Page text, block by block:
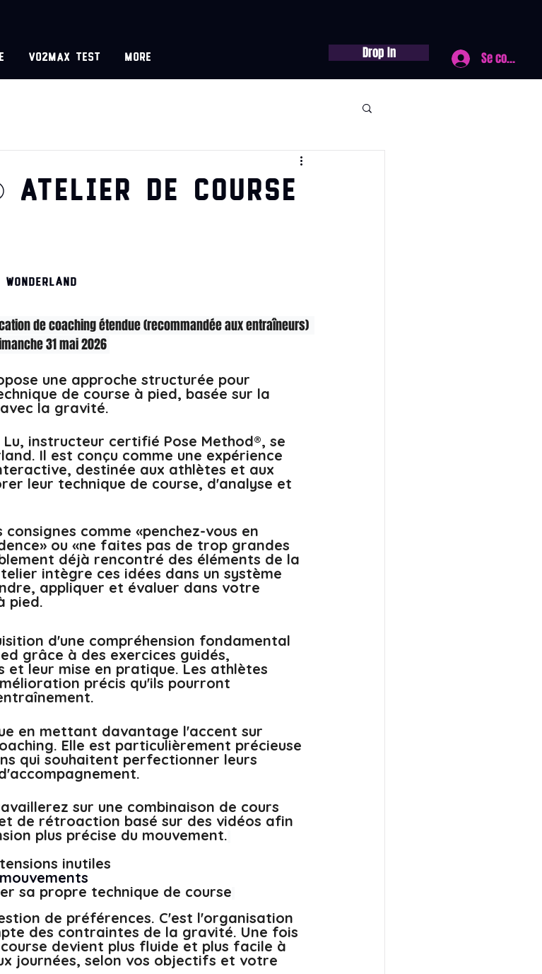
VO2MAX test More Drop In Se connecter
Atelier de course
de coaching étendue (recommandée aux entraîneurs)
31 mai 2026
une approche structurée pour
de course à pied, basée sur la
la gravité.
instructeur certifié Pose Method®, se
Il est conçu comme une expérience
destinée aux athlètes et aux
leur technique de course, d'analyse et
comme «penchez-vous en
ou «ne faites pas de trop grandes
déjà rencontré des éléments de la
intègre ces idées dans un système
appliquer et évaluer dans votre
pied.
d'une compréhension fondamental
grâce à des exercices guidés,
et leur mise en pratique. Les athlètes
précis qu'ils pourront
en mettant davantage l'accent sur
Elle est particulièrement précieuse
qui souhaitent perfectionner leurs
sur une combinaison de cours
de rétroaction basé sur des vidéos afin
plus précise du mouvement.
inutiles
sa propre technique de course
de préférences. C'est l'organisation
des contraintes de la gravité. Une fois
devient plus fluide et plus facile à
journées, selon vos objectifs et votre